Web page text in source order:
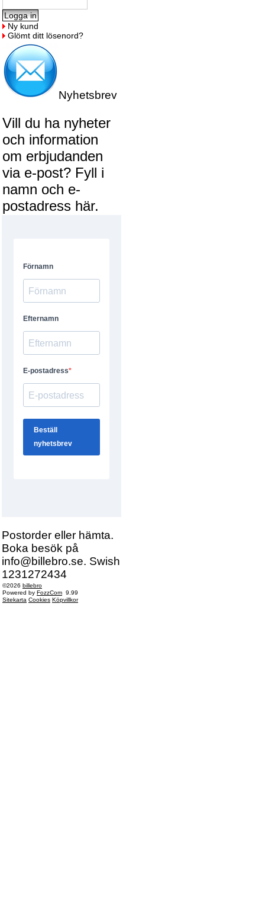
Ny kund
Glömt ditt lösenord?
Nyhetsbrev
Vill du ha nyheter
och information
om erbjudanden
via e-post? Fyll i
namn och e-
postadress här.
Postorder eller hämta.
Boka besök på
info@billebro.se. Swish
1231272434
©2026 billebro
Powered by FozzCom 9.99
Sitekarta Cookies Köpvillkor